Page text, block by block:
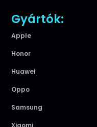
Gyártók:
Apple
Honor
Huawei
Oppo
Samsung
Xiaomi